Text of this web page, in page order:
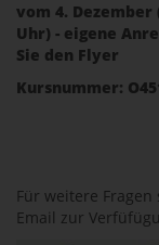
vom 4. Dezember
Uhr) - eigene
Sie den Flyer
Kursnummer:
Für weitere
Email zur